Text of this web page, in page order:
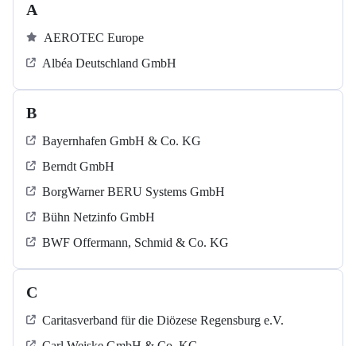
A
AEROTEC Europe
Albéa Deutschland GmbH
B
Bayernhafen GmbH & Co. KG
Berndt GmbH
BorgWarner BERU Systems GmbH
Bühn Netzinfo GmbH
BWF Offermann, Schmid & Co. KG
C
Caritasverband für die Diözese Regensburg e.V.